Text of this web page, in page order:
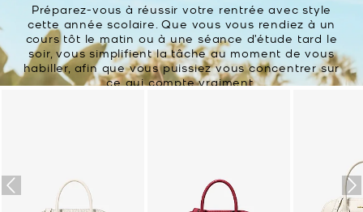
Préparez-vous à réussir votre rentrée avec style
cette année scolaire. Que vous vous rendiez à un
cours tôt le matin ou à une séance d’étude tard le
soir, vous simplifient la tâche au moment de vous
habiller, afin que vous puissiez vous concentrer sur
ce qui compte vraiment.